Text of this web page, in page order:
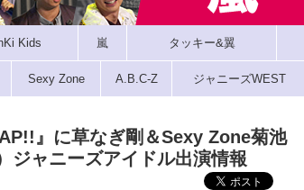
Kids 嵐 タッキー&翼
Sexy Zone A.B.C-Z ジャニーズWEST
』に草なぎ剛＆Sexy Zone菊池
ャニーズアイドル出演情報